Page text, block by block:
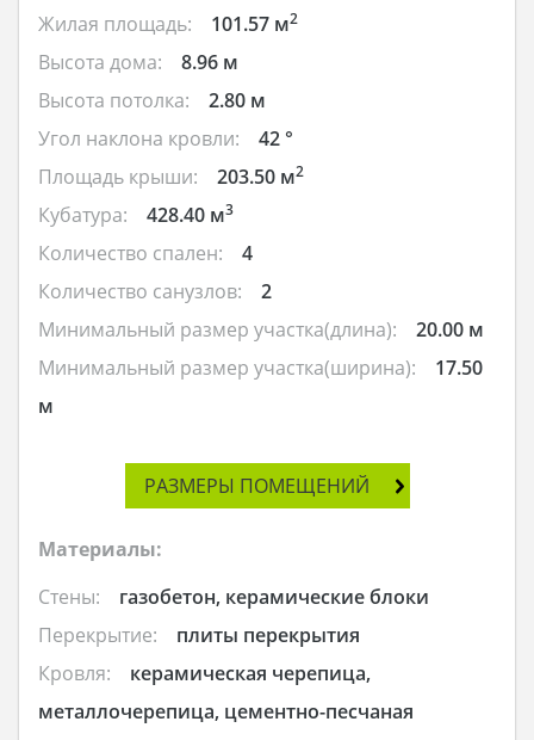
Жилая площадь: 101.57 м2
Высота дома:
8.96 м
Высота потолка:
2.80 м
Угол наклона кровли:
42 °
Площадь крыши:
203.50 м2
Кубатура: 428.40 м3
Количество спален:
4
Количество санузлов:
2
Минимальный размер участка(длина):
20.00 м
Минимальный размер участка(ширина):
17.50
м
РАЗМЕРЫ ПОМЕЩЕНИЙ
Материалы:
Стены:
газобетон, керамические блоки
Перекрытие:
плиты перекрытия
Кровля:
керамическая черепица,
металлочерепица, цементно-песчаная